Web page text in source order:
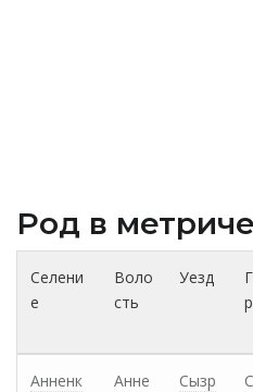
Род в
Селени
е
Воло
сть
Уезд
Анненк
Анне
Сызр